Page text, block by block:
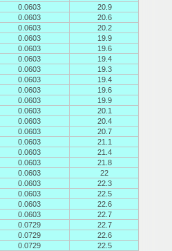
0.0603
20.9
0.0603
20.6
0.0603
20.2
0.0603
19.9
0.0603
19.6
0.0603
19.4
0.0603
19.3
0.0603
19.4
0.0603
19.6
0.0603
19.9
0.0603
20.1
0.0603
20.4
0.0603
20.7
0.0603
21.1
0.0603
21.4
0.0603
21.8
0.0603
22
0.0603
22.3
0.0603
22.5
0.0603
22.6
0.0603
22.7
0.0729
22.7
0.0729
22.6
0.0729 22.5